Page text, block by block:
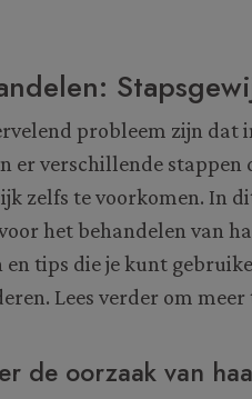
probleem zijn dat
er verschillende
zelfs te voorkomen. In
het behandelen van
tips die je kunt
Lees verder om meer
de oorzaak van